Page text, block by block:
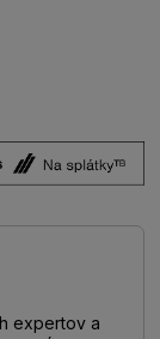
expertov a